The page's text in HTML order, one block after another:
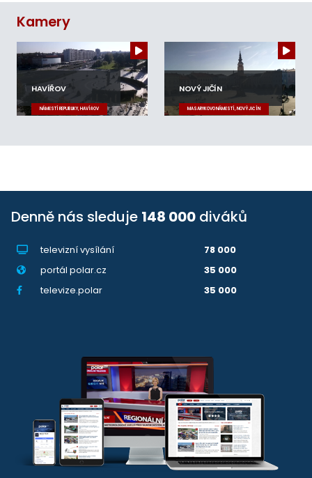
Kamery
HAVÍŘOV
NÁMĚSTÍ REPUBLIKY, HAVÍŘOV
NOVÝ JIČÍN
MASARYKOVO NÁMĚSTÍ, NOVÝ JIČÍN
Denně nás sleduje 148 000 diváků
televizní vysílání
78 000
portál polar.cz
35 000
televize.polar
35 000